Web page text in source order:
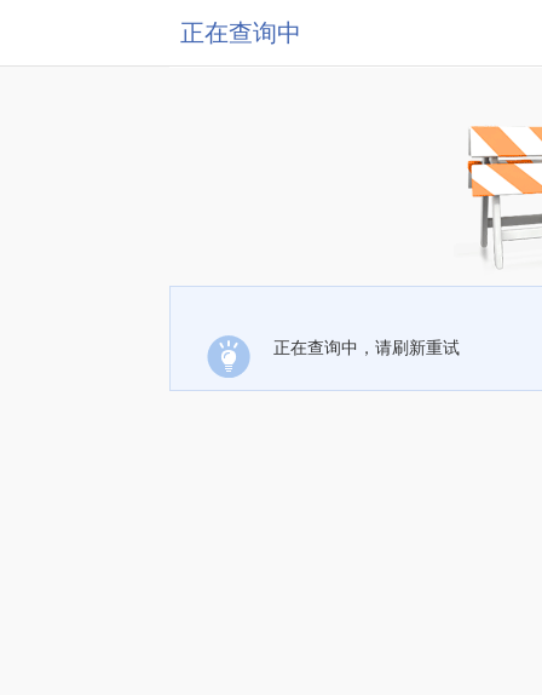
正在查询中
正在查询中，请刷新重试